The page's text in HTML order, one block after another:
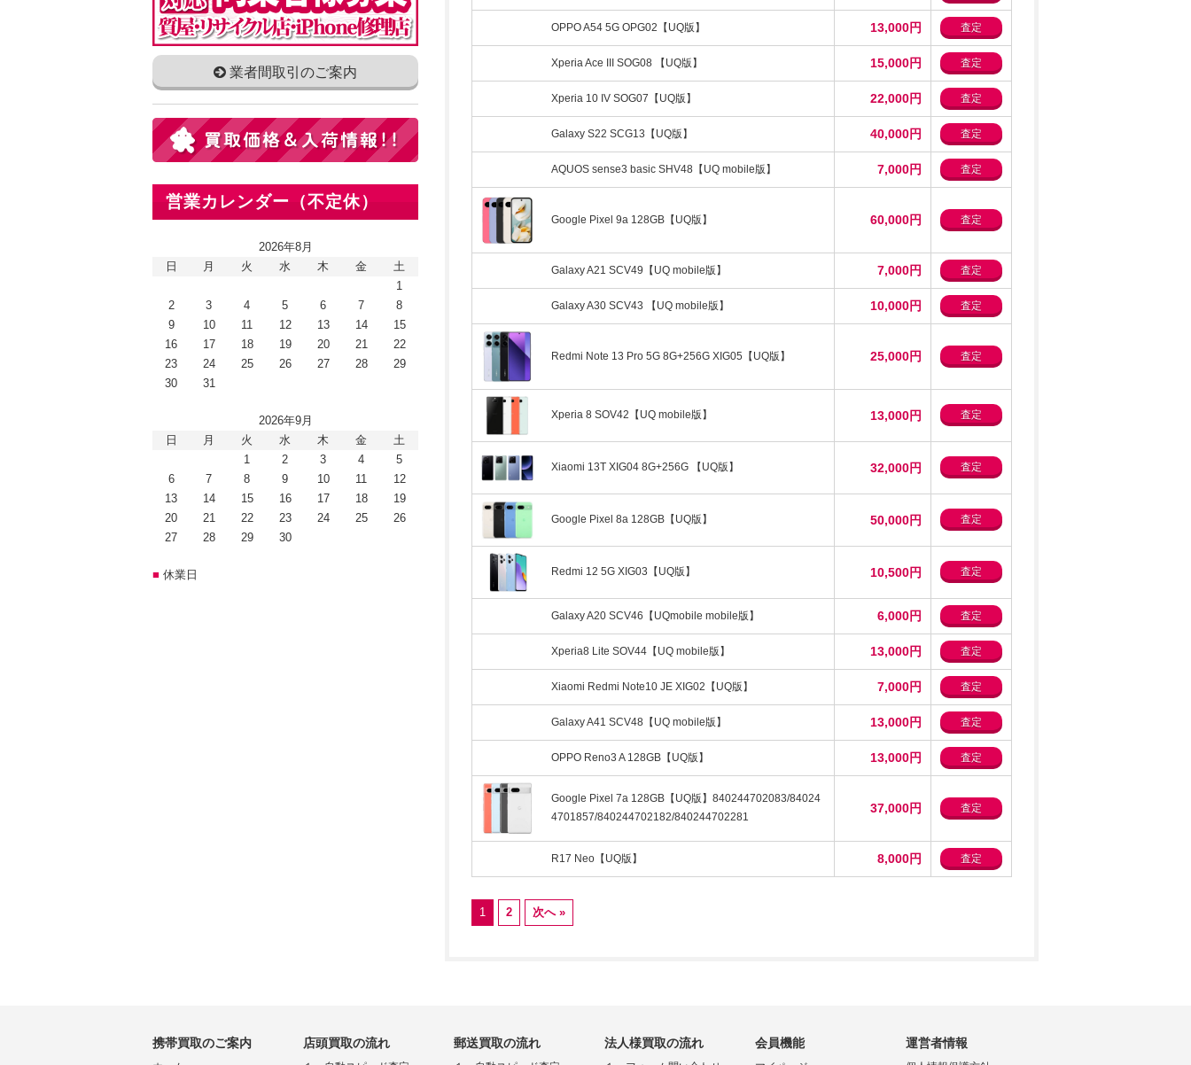
OPPO A54 5G OPG02【UQ版】 13,000円 査定
Xperia Ace III SOG08 【UQ版】 15,000円 査定
Xperia 10 IV SOG07【UQ版】 22,000円 査定
Galaxy S22 SCG13【UQ版】 40,000円 査定
AQUOS sense3 basic SHV48【UQ mobile版】 7,000円 査定
Google Pixel 9a 128GB【UQ版】 60,000円 査定
Galaxy A21 SCV49【UQ mobile版】 7,000円 査定
Galaxy A30 SCV43 【UQ mobile版】 10,000円 査定
Redmi Note 13 Pro 5G 8G+256G XIG05【UQ版】 25,000円 査定
Xperia 8 SOV42【UQ mobile版】 13,000円 査定
Xiaomi 13T XIG04 8G+256G 【UQ版】 32,000円 査定
Google Pixel 8a 128GB【UQ版】 50,000円 査定
Redmi 12 5G XIG03【UQ版】 10,500円 査定
Galaxy A20 SCV46【UQmobile mobile版】 6,000円 査定
Xperia8 Lite SOV44【UQ mobile版】 13,000円 査定
Xiaomi Redmi Note10 JE XIG02【UQ版】 7,000円 査定
Galaxy A41 SCV48【UQ mobile版】 13,000円 査定
OPPO Reno3 A 128GB【UQ版】 13,000円 査定
Google Pixel 7a 128GB【UQ版】840244702083/84024
4701857/840244702182/840244702281
37,000円 査定
R17 Neo【UQ版】 8,000円 査定
1 2 次へ »
業者間取引のご案内
営業カレンダー（不定休）
2026年8月
日
月 火 水 木 金
土
1
2
3 4 5 6 7
8
9
10 11 12 13 14
15
16
17 18 19 20 21
22
23
24 25 26 27 28
29
30
31
2026年9月
日
月 火 水 木 金
土
1
2 3 4
5
6
7 8 9 10 11
12
13
14 15 16 17 18
19
20
21 22 23 24 25
26
27
28 29 30
■ 休業日
携帯買取のご案内 店頭買取の流れ 郵送買取の流れ 法人様買取の流れ 会員機能 運営者情報